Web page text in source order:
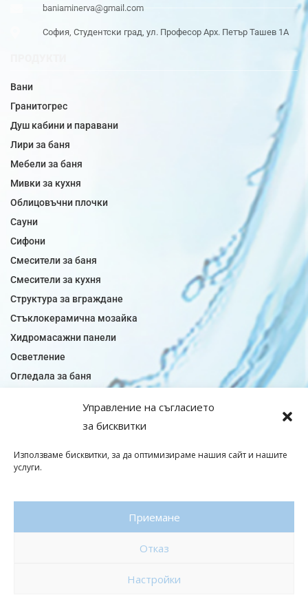
Управление на съгласието
за бисквитки
Използваме бисквитки, за да оптимизираме нашия сайт и нашите
услуги.
Приемане
Отказ
Настройки
baniaminerva@gmail.com
София, Студентски град, ул. Професор Арх. Петър Ташев 1А
Вани
Гранитогрес
Душ кабини и паравани
Лири за баня
Мебели за баня
Мивки за кухня
Облицовъчни плочки
Сауни
Сифони
Смесители за баня
Смесители за кухня
Структура за вграждане
Стъклокерамична мозайка
Хидромасажни панели
Осветление
Огледала за баня
Плочки за кухня
Подови лентова сифони
Подови плочки
Политика за поверителност
Изработка на онлайн магазин